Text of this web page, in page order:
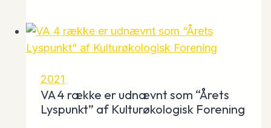
og
unge
musik-
og
2021
VA 4 række er udnævnt som “Årets
Lyspunkt” af Kulturøkologisk Forening